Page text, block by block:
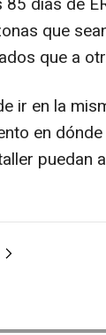
que
que a
ir en la
en
puedan